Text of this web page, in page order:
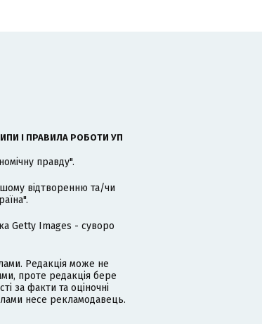
І ПРАВИЛА РОБОТИ УП
правду".
відтворенню та/чи
Getty Images - суворо
Редакція може не
проте редакція бере
за факти та оціночні
несе рекламодавець.